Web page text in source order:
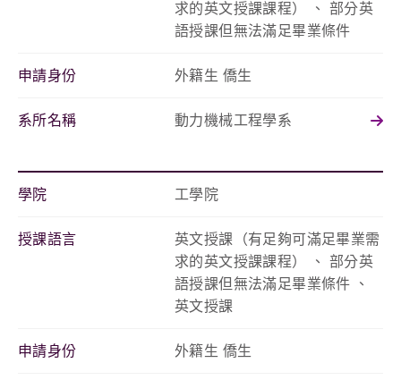
求的英文授課課程） 、 部分英
語授課但無法滿足畢業條件
申請身份 外籍生 僑生
系所名稱 動力機械工程學系
學院 工學院
授課語言
英文授課（有足夠可滿足畢業需
求的英文授課課程） 、 部分英
語授課但無法滿足畢業條件 、
英文授課
申請身份 外籍生 僑生